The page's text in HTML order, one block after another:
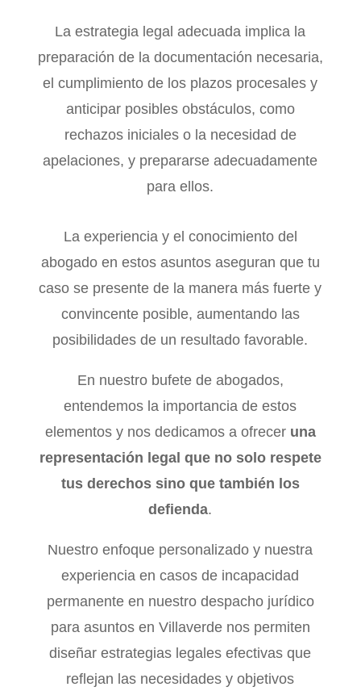
La estrategia legal adecuada implica la
preparación de la documentación necesaria,
el cumplimiento de los plazos procesales y
anticipar posibles obstáculos, como
rechazos iniciales o la necesidad de
apelaciones, y prepararse adecuadamente
para ellos.
La experiencia y el conocimiento del
abogado en estos asuntos aseguran que tu
caso se presente de la manera más fuerte y
convincente posible, aumentando las
posibilidades de un resultado favorable.
En nuestro bufete de abogados,
entendemos la importancia de estos
elementos y nos dedicamos a ofrecer una
representación legal que no solo respete
tus derechos sino que también los
defienda.
Nuestro enfoque personalizado y nuestra
experiencia en casos de incapacidad
permanente en nuestro despacho jurídico
para asuntos en Villaverde nos permiten
diseñar estrategias legales efectivas que
reflejan las necesidades y objetivos